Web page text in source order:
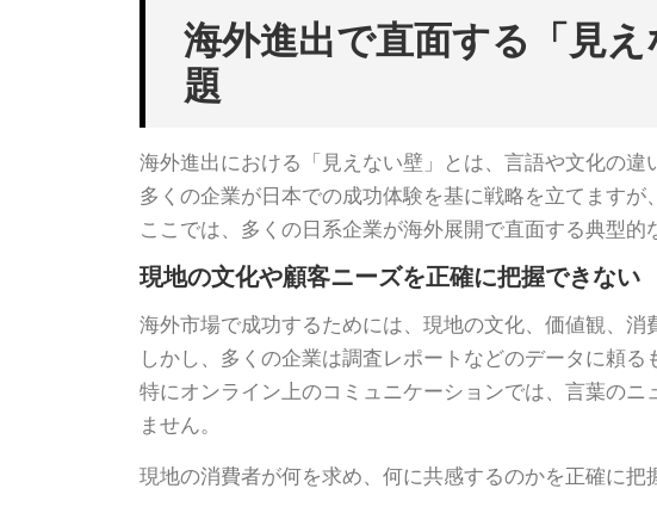
海外進出で直面する「見
題
海外進出における「見えない壁」とは、言語や文化の
多くの企業が日本での成功体験を基に戦略を立てます
ここでは、多くの日系企業が海外展開で直面する典型的
現地の文化や顧客ニーズを正確に把握できない
海外市場で成功するためには、現地の文化、価値観、消
しかし、多くの企業は調査レポートなどのデータに頼
特にオンライン上のコミュニケーションでは、言葉の
ません。
現地の消費者が何を求め、何に共感するのかを正確に把